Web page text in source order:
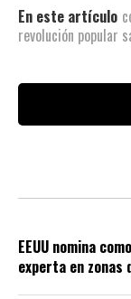
En este artículo
revolución popular
EEUU nomina
experta en